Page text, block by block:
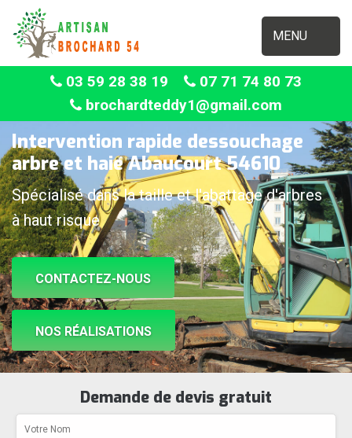
MENU
03 59 28 38 19
07 71 74 80 73
brochardteddy1@gmail.com
Intervention rapide dessouchage
arbre et haie Abaucourt 54610
Spécialisé dans la taille et l'abattage d'arbres
à haut risque
CONTACTEZ-NOUS
NOS RÉALISATIONS
Demande de devis gratuit